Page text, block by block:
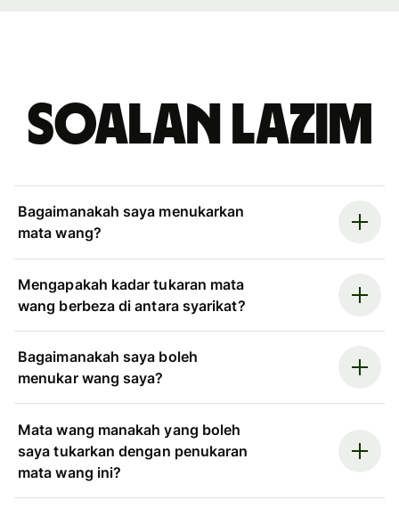
Soalan Lazim
Bagaimanakah saya menukarkan
mata wang?
Mengapakah kadar tukaran mata
wang berbeza di antara syarikat?
Bagaimanakah saya boleh
menukar wang saya?
Mata wang manakah yang boleh
saya tukarkan dengan penukaran
mata wang ini?